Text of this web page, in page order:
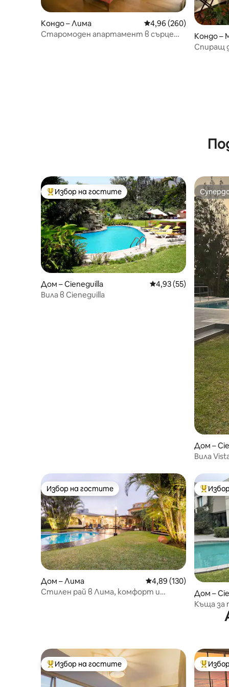
Кондо – Лима Средна оценка: 4,96
4,96 (260)
Старомоден апартамент в сърцето
Кондо –
Спиращ
Най-популярен избор на гостите
Избор на гостите
Дом – Cieneguilla Средна оценка: 4,93
4,93 (55)
Вила в Cieneguilla
Дом –
Вила
Избор на гостите
Избор на гостите
Дом – Лима Средна оценка: 4,89
4,89 (130)
Стилен рай в Лима, комфорт и
Най-
Дом –
Къща за
Най-популярен избор на гостите
Избор на гостите Най-